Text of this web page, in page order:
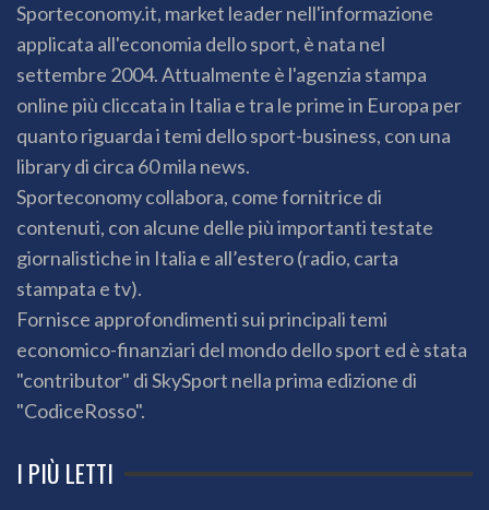
Sporteconomy.it, market leader nell'informazione
applicata all'economia dello sport, è nata nel
settembre 2004. Attualmente è l'agenzia stampa
online più cliccata in Italia e tra le prime in Europa per
quanto riguarda i temi dello sport-business, con una
library di circa 60 mila news.
Sporteconomy collabora, come fornitrice di
contenuti, con alcune delle più importanti testate
giornalistiche in Italia e all’estero (radio, carta
stampata e tv).
Fornisce approfondimenti sui principali temi
economico-finanziari del mondo dello sport ed è stata
"contributor" di SkySport nella prima edizione di
"CodiceRosso".
I PIÙ LETTI